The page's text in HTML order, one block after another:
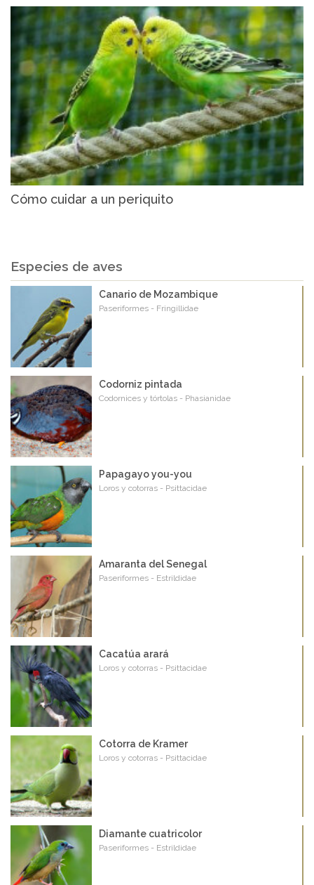
Cómo cuidar a un periquito
Especies de aves
Canario de Mozambique
Paseriformes - Fringillidae
Codorniz pintada
Codornices y tórtolas - Phasianidae
Papagayo you-you
Loros y cotorras - Psittacidae
Amaranta del Senegal
Paseriformes - Estrildidae
Cacatúa arará
Loros y cotorras - Psittacidae
Cotorra de Kramer
Loros y cotorras - Psittacidae
Diamante cuatricolor
Paseriformes - Estrildidae